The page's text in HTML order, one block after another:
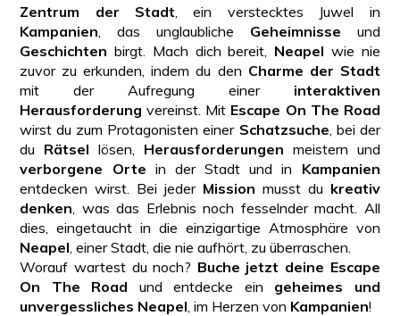
Zentrum der Stadt , ein verstecktes Juwel in
Kampanien , das unglaubliche Geheimnisse und
Geschichten birgt. Mach dich bereit, Neapel wie nie
zuvor zu erkunden, indem du den Charme der Stadt
mit der Aufregung einer interaktiven
Herausforderung vereinst. Mit Escape On The Road
wirst du zum Protagonisten einer Schatzsuche , bei der
du Rätsel lösen, Herausforderungen meistern und
verborgene Orte in der Stadt und in Kampanien
entdecken wirst. Bei jeder Mission musst du kreativ
denken , was das Erlebnis noch fesselnder macht. All
dies, eingetaucht in die einzigartige Atmosphäre von
Neapel , einer Stadt, die nie aufhört, zu überraschen.
Worauf wartest du noch? Buche jetzt deine Escape
On The Road und entdecke ein geheimes und
unvergessliches Neapel , im Herzen von Kampanien!